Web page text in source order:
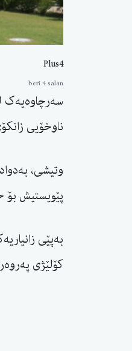
Plus4
berî 4 salan
ناوخۆیی
وتیشی،
پێویستیش بۆ
کۆلێژی